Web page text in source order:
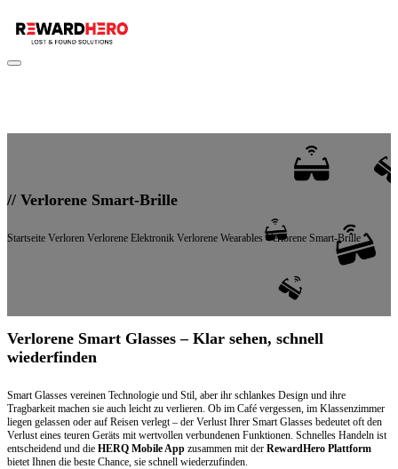
// Verlorene Smart-Brille
Startseite Verloren Verlorene Elektronik Verlorene WearablesVerlorene Smart-Brille
Verlorene Smart Glasses – Klar sehen, schnell
wiederfinden
Smart Glasses vereinen Technologie und Stil, aber ihr schlankes Design und ihre
Tragbarkeit machen sie auch leicht zu verlieren. Ob im Café vergessen, im Klassenzimmer
liegen gelassen oder auf Reisen verlegt – der Verlust Ihrer Smart Glasses bedeutet oft den
Verlust eines teuren Geräts mit wertvollen verbundenen Funktionen. Schnelles Handeln ist
entscheidend und die HERQ Mobile App zusammen mit der RewardHero Plattform
bietet Ihnen die beste Chance, sie schnell wiederzufinden.